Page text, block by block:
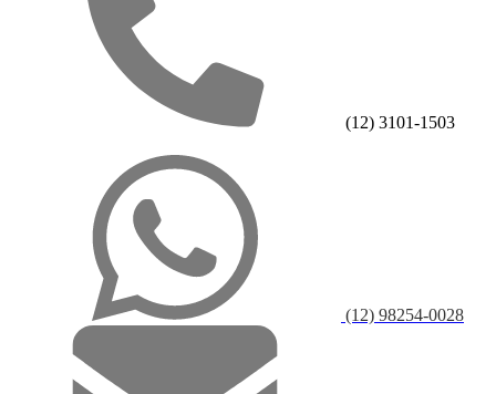
(12) 3101-1503
(12) 98254-0028